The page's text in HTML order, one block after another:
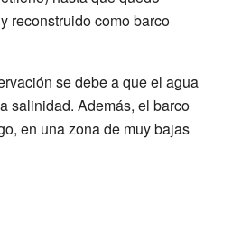
reconstruido como barco
se debe a que el agua
salinidad. Además, el barco
en una zona de muy bajas